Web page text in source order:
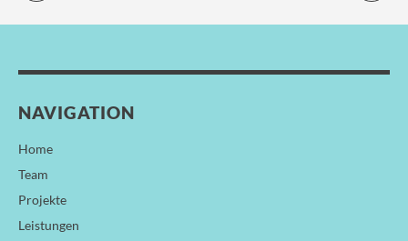
NAVIGATION
Home
Team
Projekte
Leistungen